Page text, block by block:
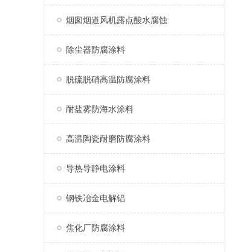
烟囱烟道风机露点酸水腐蚀
除尘器防腐涂料
脱硫脱硝高温防腐涂料
耐盐雾防海水涂料
高温陶瓷耐磨防腐涂料
导热导静电涂料
钢铁冶金电解铝
焦化厂防腐涂料